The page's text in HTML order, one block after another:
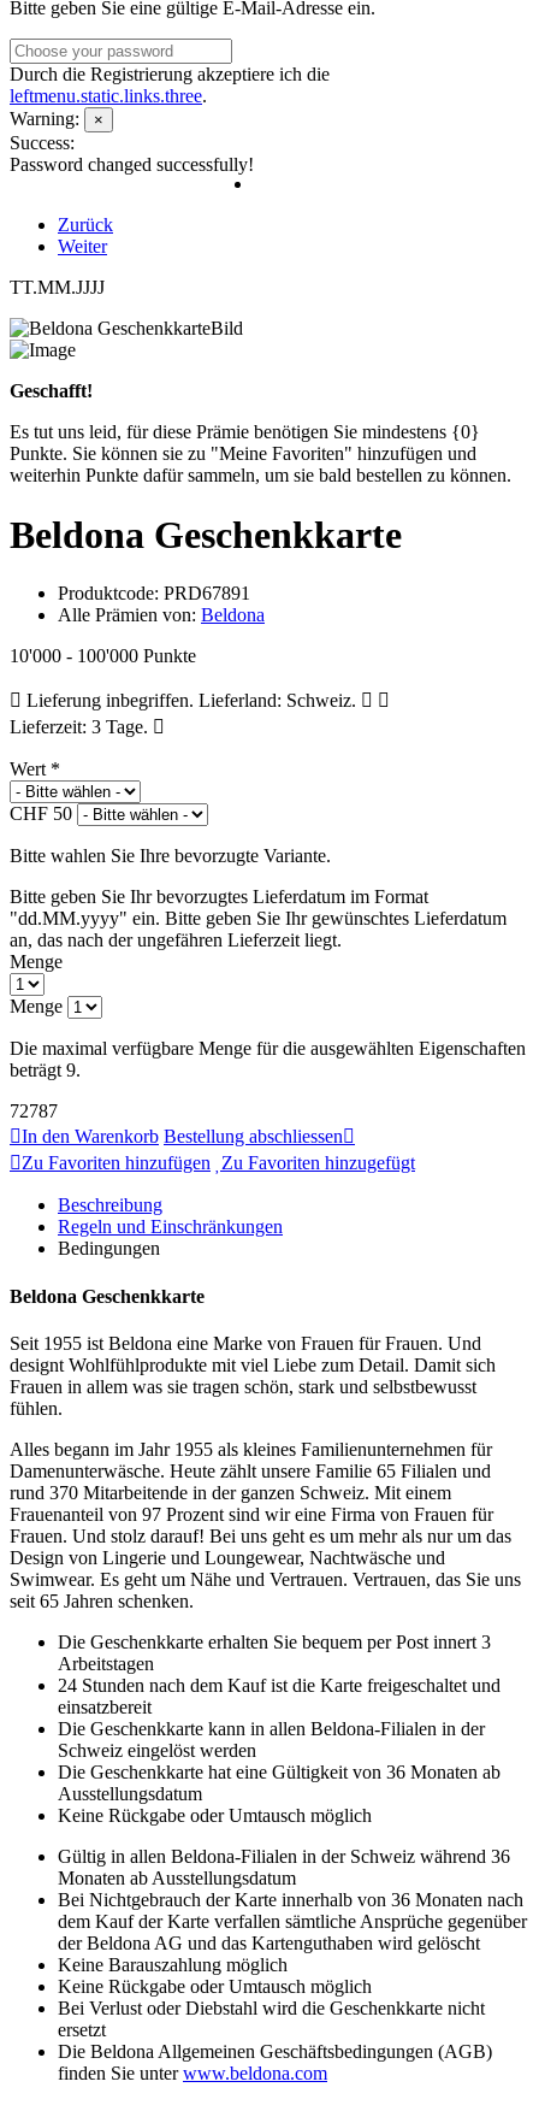
Bitte geben Sie eine gültige E-Mail-Adresse ein.
Durch die Registrierung akzeptiere ich die
leftmenu.static.links.three.
Warning:
×
Success:
Password changed successfully!
Zurück
Weiter
TT.MM.JJJJ
Geschafft!
Es tut uns leid, für diese Prämie benötigen Sie mindestens {0}
Punkte. Sie können sie zu "Meine Favoriten" hinzufügen und
weiterhin Punkte dafür sammeln, um sie bald bestellen zu können.
Beldona Geschenkkarte
Produktcode: PRD67891
Alle Prämien von: Beldona
10'000 - 100'000 Punkte
Lieferung inbegriffen. Lieferland: Schweiz.
Lieferzeit: 3 Tage.
Wert *
CHF 50
Bitte wahlen Sie Ihre bevorzugte Variante.
Bitte geben Sie Ihr bevorzugtes Lieferdatum im Format
"dd.MM.yyyy" ein. Bitte geben Sie Ihr gewünschtes Lieferdatum
an, das nach der ungefähren Lieferzeit liegt.
Menge
Menge
Die maximal verfügbare Menge für die ausgewählten Eigenschaften
beträgt 9.
72787
In den Warenkorb Bestellung abschliessen
Zu Favoriten hinzufügen
Zu Favoriten hinzugefügt
Beschreibung
Regeln und Einschränkungen
Bedingungen
Beldona Geschenkkarte
Seit 1955 ist Beldona eine Marke von Frauen für Frauen. Und
designt Wohlfühlprodukte mit viel Liebe zum Detail. Damit sich
Frauen in allem was sie tragen schön, stark und selbstbewusst
fühlen.
Alles begann im Jahr 1955 als kleines Familienunternehmen für
Damenunterwäsche. Heute zählt unsere Familie 65 Filialen und
rund 370 Mitarbeitende in der ganzen Schweiz. Mit einem
Frauenanteil von 97 Prozent sind wir eine Firma von Frauen für
Frauen. Und stolz darauf! Bei uns geht es um mehr als nur um das
Design von Lingerie und Loungewear, Nachtwäsche und
Swimwear. Es geht um Nähe und Vertrauen. Vertrauen, das Sie uns
seit 65 Jahren schenken.
Die Geschenkkarte erhalten Sie bequem per Post innert 3
Arbeitstagen
24 Stunden nach dem Kauf ist die Karte freigeschaltet und
einsatzbereit
Die Geschenkkarte kann in allen Beldona-Filialen in der
Schweiz eingelöst werden
Die Geschenkkarte hat eine Gültigkeit von 36 Monaten ab
Ausstellungsdatum
Keine Rückgabe oder Umtausch möglich
Gültig in allen Beldona-Filialen in der Schweiz während 36
Monaten ab Ausstellungsdatum
Bei Nichtgebrauch der Karte innerhalb von 36 Monaten nach
dem Kauf der Karte verfallen sämtliche Ansprüche gegenüber
der Beldona AG und das Kartenguthaben wird gelöscht
Keine Barauszahlung möglich
Keine Rückgabe oder Umtausch möglich
Bei Verlust oder Diebstahl wird die Geschenkkarte nicht
ersetzt
Die Beldona Allgemeinen Geschäftsbedingungen (AGB)
finden Sie unterwww.beldona.com